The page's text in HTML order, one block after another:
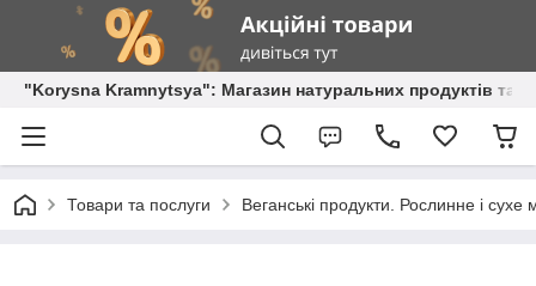
"Korysna Kramnytsya": Магазин натуральних продуктів та
Товари та послуги Веганські продукти. Рослинне і